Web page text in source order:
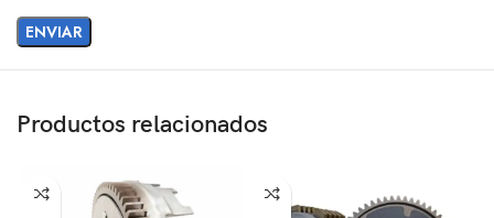
Productos relacionados